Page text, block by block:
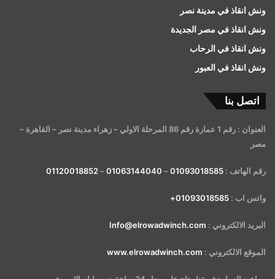
ونش انقاذ في مدينة نصر
ونش انقاذ في مصر الجديدة
ونش انقاذ في الرحاب
ونش انقاذ في العبور
اتصل بنا
العنوان : رقم 1 عمارة رقم 86 المرحلة الاولي – زهراء مدينة نصر – القاهرة –
مصر
رقم الهاتف : 01093018585
–
01063144040
–
01120018852
واتس اب : 01093018585+
البريد الالكتروني : Info@elrowadwinch.com
الموقع الالكتروني : www.elrowadwinch.com